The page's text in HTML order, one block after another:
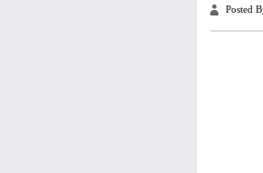
Posted